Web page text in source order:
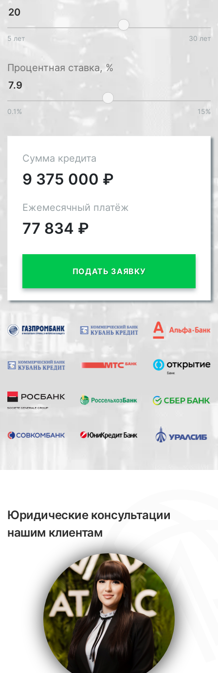
5 лет 30 лет
Процентная ставка, %
0.1% 15%
Сумма кредита
9 375 000 ₽
Ежемесячный платёж
77 834 ₽
ПОДАТЬ ЗАЯВКУ
Юридические консультации
нашим клиентам